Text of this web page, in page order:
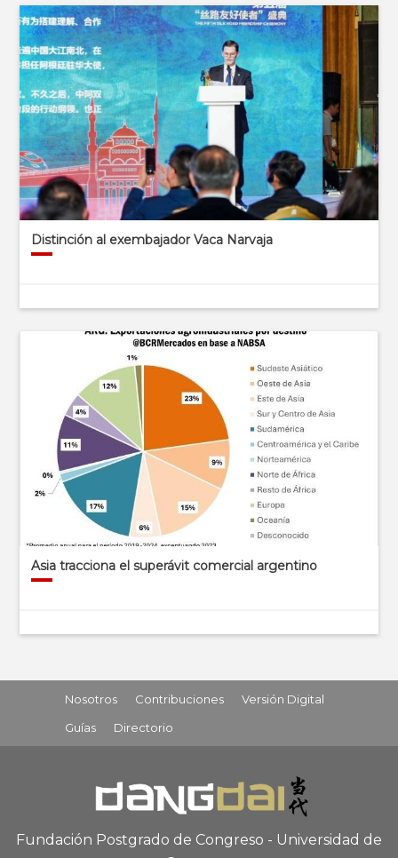
Distinción al exembajador Vaca Narvaja
Asia tracciona el superávit comercial argentino
Nosotros Contribuciones
Versión Digital
Guías
Directorio
Fundación Postgrado de Congreso - Universidad de